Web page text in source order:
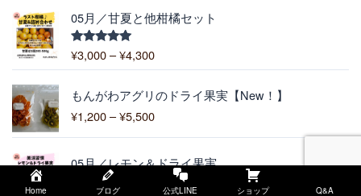
4
0
1
0
0
05月／甘夏と他柑橘セット
5段階中
5.00
¥3,000 –¥4,300
価
格
:
3
,
0
もんがわアグリのドライ果実【New！】
¥1,200 –¥5,500
格
帯
:
05月／レモン＆ドライ果実
5,300
の
価
¥3,900
Home ブログ 公式LINE ショップ Q&A